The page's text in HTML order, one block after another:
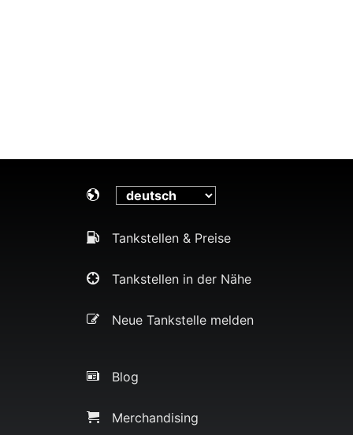
Tankstellen & Preise
Tankstellen in der Nähe
Neue Tankstelle melden
Blog
Merchandising